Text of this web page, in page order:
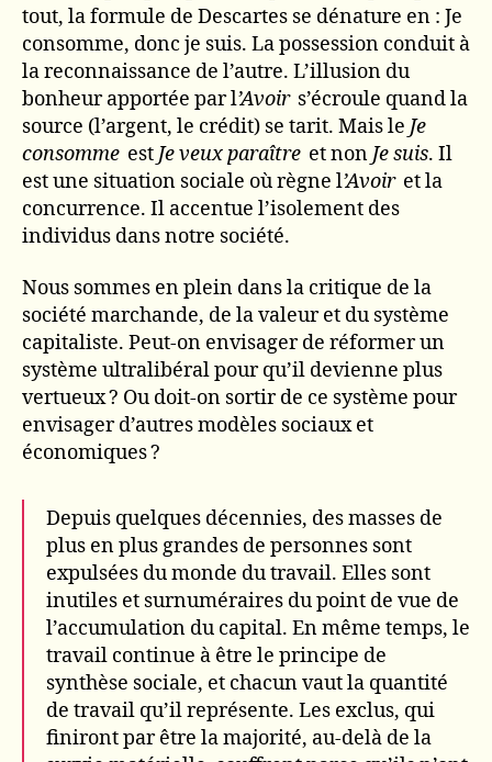
tout, la formule de Descartes se dénature en : Je
consomme, donc je suis. La possession conduit à
la reconnaissance de l’autre. L’illusion du
bonheur apportée par l’Avoirs’écroule quand la
source (l’argent, le crédit) se tarit. Mais le Je
consomme est Je veux paraître et non Je suis. Il
est une situation sociale où règne l’Avoiret la
concurrence. Il accentue l’isolement des
individus dans notre société.
Nous sommes en plein dans la critique de la
société marchande, de la valeur et du système
capitaliste. Peut-on envisager de réformer un
système ultralibéral pour qu’il devienne plus
vertueux ? Ou doit-on sortir de ce système pour
envisager d’autres modèles sociaux et
économiques ?
Depuis quelques décennies, des masses de
plus en plus grandes de personnes sont
expulsées du monde du travail. Elles sont
inutiles et surnuméraires du point de vue de
l’accumulation du capital. En même temps, le
travail continue à être le principe de
synthèse sociale, et chacun vaut la quantité
de travail qu’il représente. Les exclus, qui
finiront par être la majorité, au-delà de la